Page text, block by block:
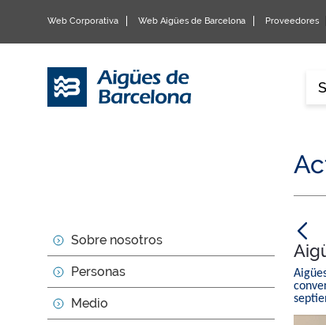
Web Corporativa Web Aigües de Barcelona Proveedores
Sobre nosotros
Personas
Medio